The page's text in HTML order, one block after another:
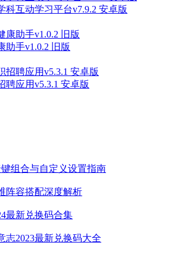
科互动学习平台v7.9.2 安卓版
助手v1.0.2 旧版
聘应用v5.3.1 安卓版
组合与自定义设置指南
阵容搭配深度解析
最新兑换码合集
志2023最新兑换码大全